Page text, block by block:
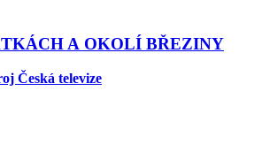
A OKOLÍ BŘEZINY
Česká televize